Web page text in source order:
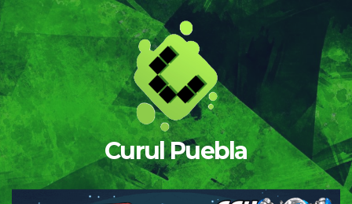
Saltar
al
contenido
Curul Puebla